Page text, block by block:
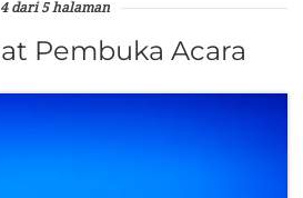
4 dari 5 halaman
Pembuka Acara